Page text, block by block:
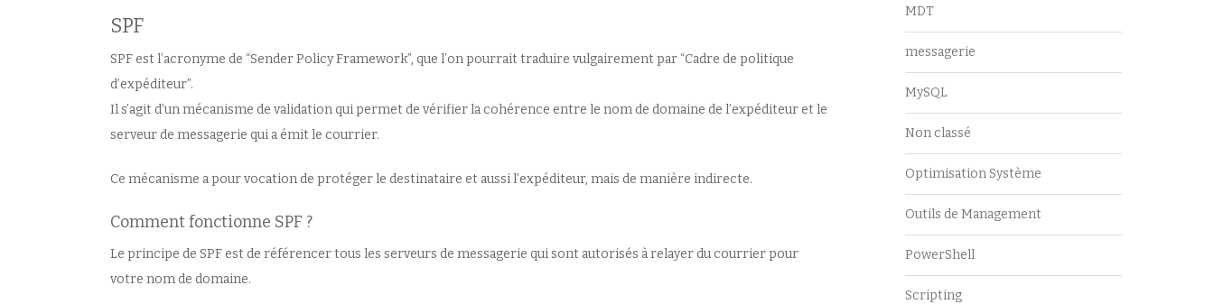
SPF
SPF est l’acronyme de “Sender Policy Framework”, que l’on pourrait traduire vulgairement par “Cadre de politique
d’expéditeur”.
Il s’agit d’un mécanisme de validation qui permet de vérifier la cohérence entre le nom de domaine de l’expéditeur et le
serveur de messagerie qui a émit le courrier.
Ce mécanisme a pour vocation de protéger le destinataire et aussi l’expéditeur, mais de manière indirecte.
Comment fonctionne SPF ?
Le principe de SPF est de référencer tous les serveurs de messagerie qui sont autorisés à relayer du courrier pour
votre nom de domaine.
MDT
messagerie
MySQL
Non classé
Optimisation Système
Outils de Management
PowerShell
Scripting